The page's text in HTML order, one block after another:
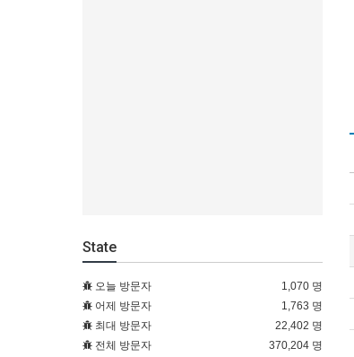
State
오늘 방문자
1,070 명
어제 방문자
1,763 명
최대 방문자
22,402 명
전체 방문자
370,204 명